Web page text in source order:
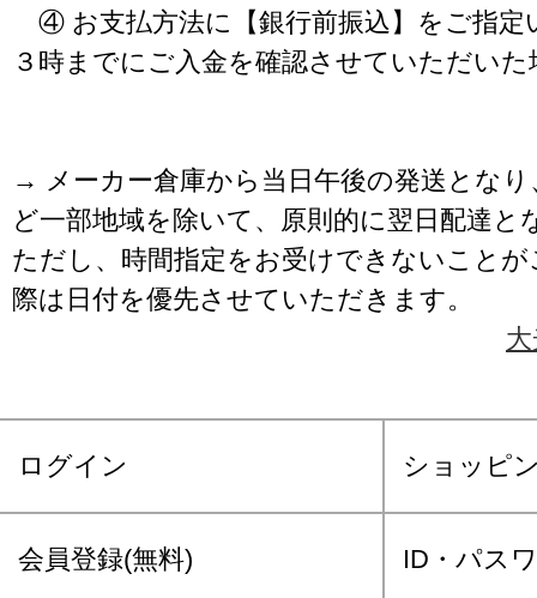
④ お支払方法に【銀行前振込】をご指定
３時までにご入金を確認させていただいた
→ メーカー倉庫から当日午後の発送となり
ど一部地域を除いて、原則的に翌日配達と
ただし、時間指定をお受けできないこと
際は日付を優先させていただきます。
ログイン ショッピ
会員登録(無料) ID・パス